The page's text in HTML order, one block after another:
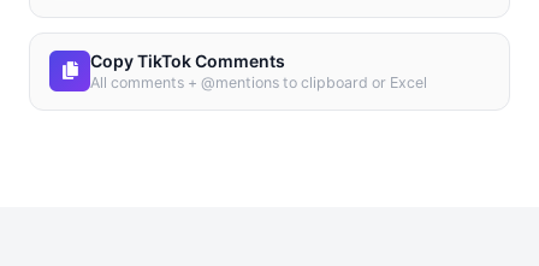
Copy TikTok Comments
All comments + @mentions to clipboard or Excel